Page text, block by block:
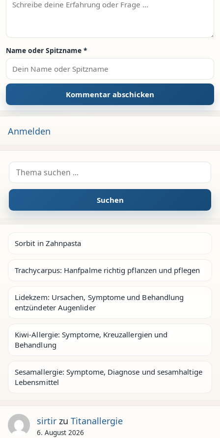
Name oder Spitzname *
Anmelden
Suche nach:
Suchen
Sorbit in Zahnpasta
Trachycarpus: Hanfpalme richtig pflanzen und pflegen
Lidekzem: Ursachen, Symptome und Behandlung
entzündeter Augenlider
Kiwi-Allergie: Symptome, Kreuzallergien und
Behandlung
Sesamallergie: Symptome, Diagnose und sesamhaltige
Lebensmittel
sirtirzu Titanallergie
6. August 2026